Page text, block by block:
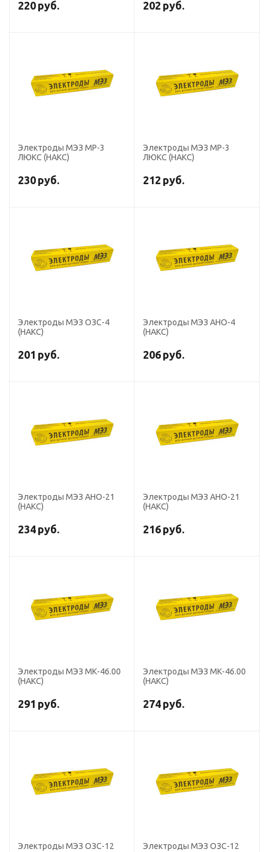
220 руб. 202 руб.
Электроды МЭЗ МР-3
ЛЮКС (НАКС)
230 руб.
Электроды МЭЗ МР-3
ЛЮКС (НАКС)
212 руб.
Электроды МЭЗ ОЗС-4
(НАКС)
201 руб.
Электроды МЭЗ АНО-4
(НАКС)
206 руб.
Электроды МЭЗ АНО-21
(НАКС)
234 руб.
Электроды МЭЗ АНО-21
(НАКС)
216 руб.
Электроды МЭЗ МК-46.00
(НАКС)
291 руб.
Электроды МЭЗ МК-46.00
(НАКС)
274 руб.
Электроды МЭЗ ОЗС-12 Электроды МЭЗ ОЗС-12